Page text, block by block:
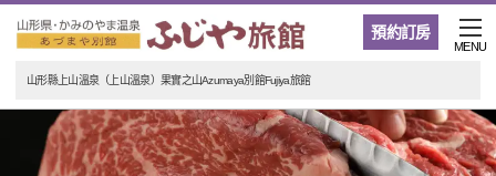
預約訂房
MENU
山形縣上山溫泉（上山溫泉）果實之山Azumaya別館Fujiya旅館